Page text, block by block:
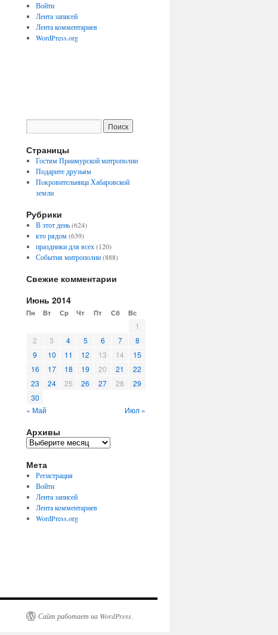
Войти
Лента записей
Лента комментариев
WordPress.org
Страницы
Гостям Приамурской митрополии
Подарите друзьям
Покровительница Хабаровской
земли
Рубрики
В этот день(624)
кто рядом(639)
праздники для всех(120)
События митрополии(888)
Свежие комментарии
Июнь 2014
Пн Вт Ср Чт Пт Сб Вс
1
2
3 4 5 6 7
8
9
10 11 12 13 14
15
16
17 18 19 20 21
22
23
24 25 26 27 28
29
30
« Май
Июл »
Архивы
Архивы
Мета
Регистрация
Войти
Лента записей
Лента комментариев
WordPress.org
Сайт работает на WordPress.